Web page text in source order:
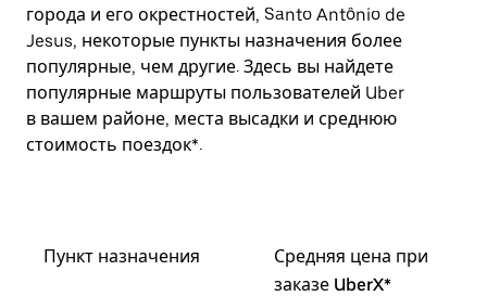
города и его окрестностей, Santo Antônio de
Jesus, некоторые пункты назначения более
популярные, чем другие. Здесь вы найдете
популярные маршруты пользователей Uber
в вашем районе, места высадки и среднюю
стоимость поездок*.
Пункт назначения
Средняя цена при
заказе UberX*